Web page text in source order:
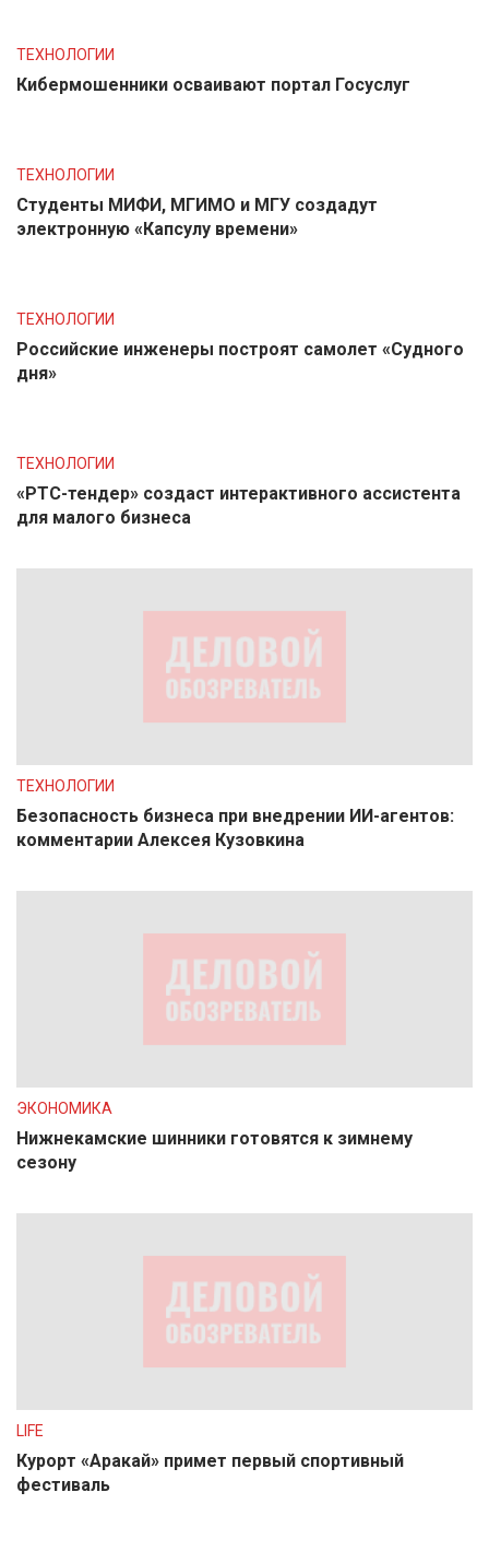
ТЕХНОЛОГИИ
Кибермошенники осваивают портал Госуслуг
ТЕХНОЛОГИИ
Студенты МИФИ, МГИМО и МГУ создадут
электронную «Капсулу времени»
ТЕХНОЛОГИИ
Российские инженеры построят самолет «Судного
дня»
ТЕХНОЛОГИИ
«РТС-тендер» создаст интерактивного ассистента
для малого бизнеса
ТЕХНОЛОГИИ
Безопасность бизнеса при внедрении ИИ-агентов:
комментарии Алексея Кузовкина
ЭКОНОМИКА
Нижнекамские шинники готовятся к зимнему
сезону
LIFE
Курорт «Аракай» примет первый спортивный
фестиваль